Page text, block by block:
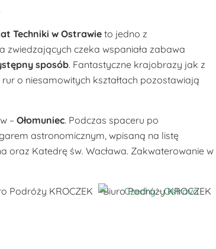
Techniki w Ostrawie to jedno z
zwiedzających czeka wspaniała zabawa
sposób. Fantastyczne krajobrazy jak z
o niesamowitych kształtach pozostawiają
– Ołomuniec. Podczas spaceru po
astronomicznym, wpisaną na listę
oraz Katedrę św. Wacława. Zakwaterowanie w
Podróży KROCZEK Biuro Podróży KROCZEK